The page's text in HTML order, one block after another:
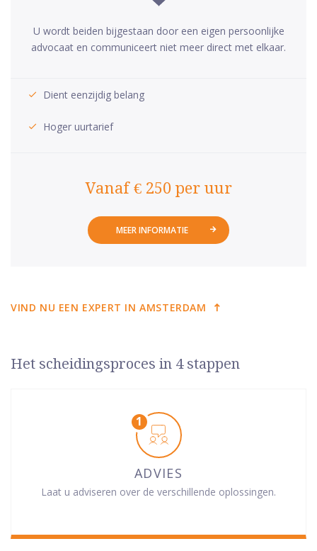
U wordt beiden bijgestaan door een eigen persoonlijke
advocaat en communiceert niet meer direct met elkaar.
Dient eenzijdig belang
Hoger uurtarief
Vanaf € 250 per uur
MEER INFORMATIE
VIND NU EEN EXPERT IN AMSTERDAM
Het scheidingsproces in 4 stappen
ADVIES
Laat u adviseren over de verschillende oplossingen.